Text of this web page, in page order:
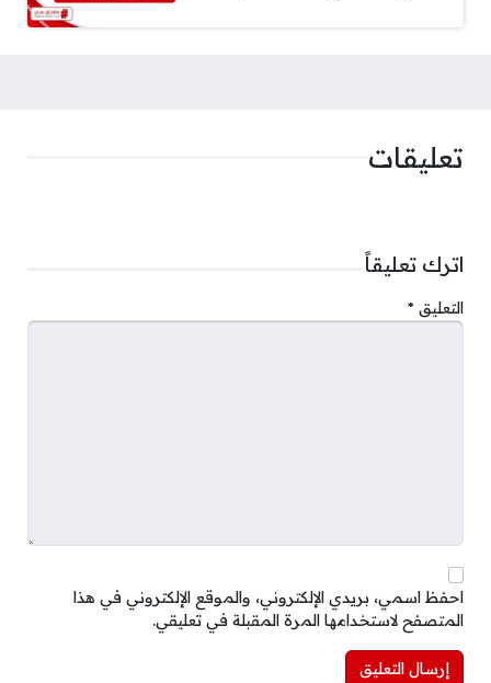
تعليقات
اترك تعليقاً
التعليق *
احفظ اسمي، بريدي الإلكتروني، والموقع الإلكتروني في هذا
المتصفح لاستخدامها المرة المقبلة في تعليقي.